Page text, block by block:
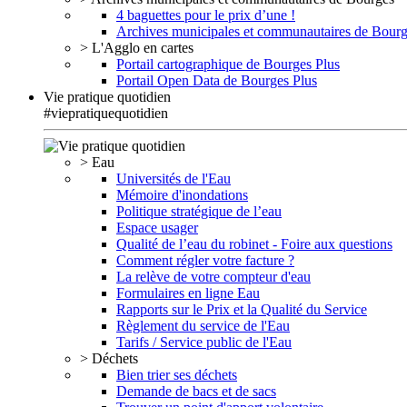
4 baguettes pour le prix d’une !
Archives municipales et communautaires de
> L'Agglo en cartes
Portail cartographique de Bourges Plus
Portail Open Data de Bourges Plus
Vie pratique quotidien
#viepratiquequotidien
> Eau
Universités de l'Eau
Mémoire d'inondations
Politique stratégique de l’eau
Espace usager
Qualité de l’eau du robinet - Foire aux questions
Comment régler votre facture ?
La relève de votre compteur d'eau
Formulaires en ligne Eau
Rapports sur le Prix et la Qualité du Service
Règlement du service de l'Eau
Tarifs / Service public de l'Eau
> Déchets
Bien trier ses déchets
Demande de bacs et de sacs